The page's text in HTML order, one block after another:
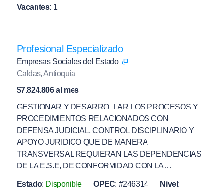
Vacantes: 1
Profesional Especializado
Empresas Sociales del Estado
Caldas, Antioquia
$7.824.806 al mes
GESTIONAR Y DESARROLLAR LOS PROCESOS Y
PROCEDIMIENTOS RELACIONADOS CON
DEFENSA JUDICIAL, CONTROL DISCIPLINARIO Y
APOYO JURIDICO QUE DE MANERA
TRANSVERSAL REQUIERAN LAS DEPENDENCIAS
DE LA E.S.E, DE CONFORMIDAD CON LA…
Estado: Disponible OPEC: #246314 Nivel :